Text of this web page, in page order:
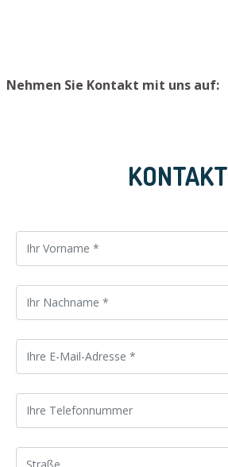
Nehmen Sie Kontakt mit uns auf:
KONTAKT